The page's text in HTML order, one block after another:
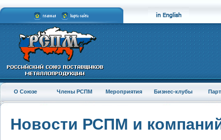
О Союзе Члены РСПМ Мероприятия Бизнес-клубы
Новости РСПМ и